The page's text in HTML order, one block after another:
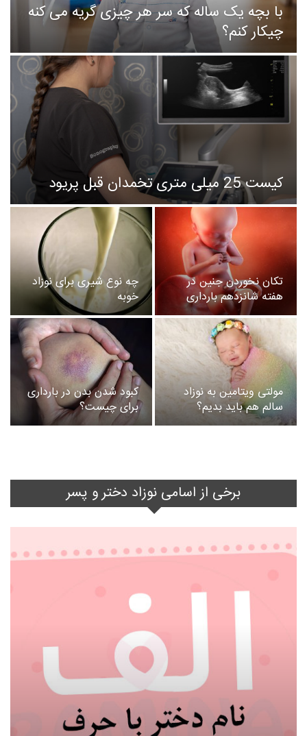
با بچه یک ساله که سر هر چیزی گریه می کنه
چیکار کنم؟
کیست 25 میلی متری تخمدان قبل پریود
تکان نخوردن جنین در
هفته شانزدهم بارداری
چه نوع شیری برای نوزاد
خوبه
مولتی ویتامین به نوزاد
سالم هم باید بدیم؟
کبود شدن بدن در بارداری
برای چیست؟
برخی از اسامی نوزاد دختر و پسر